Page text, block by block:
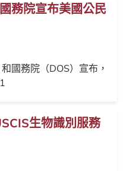
務院宣布美國公民
國務院（DOS）宣布，
生物識別服務